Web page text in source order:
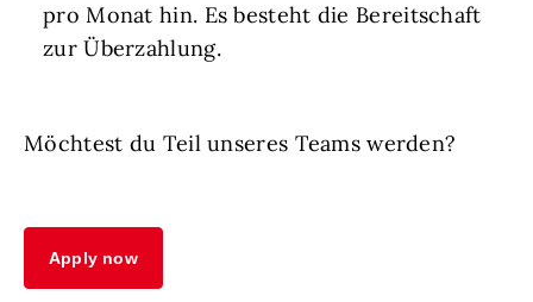
pro Monat hin. Es besteht die Bereitschaft
zur Überzahlung.
Möchtest du Teil unseres Teams werden?
Apply now